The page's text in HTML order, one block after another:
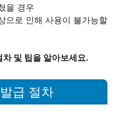
을 경우
으로 인해 사용이 불가능할
및 팁을 알아보세요.
급 절차